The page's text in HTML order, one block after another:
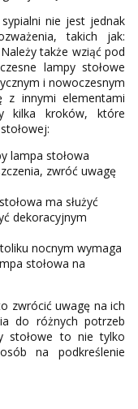
nie jest jednak
takich jak:
także wziąć pod
lampy stołowe
i nowoczesnym
z innymi elementami
kilka kroków, które
lampa stołowa
zwróć uwagę
ma służyć
dekoracyjnym
nocnym wymaga
stołowa na
zwrócić uwagę na ich
do różnych potrzeb
stołowe to nie tylko
na podkreślenie